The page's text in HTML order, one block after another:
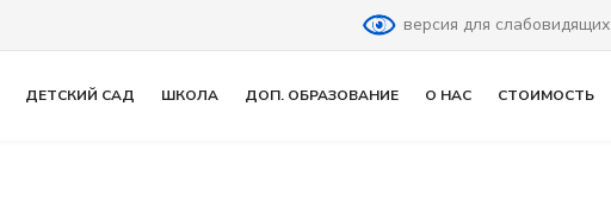
версия для слабовидящих
ДЕТСКИЙ САД ШКОЛА ДОП. ОБРАЗОВАНИЕ О НАС СТОИМОСТЬ